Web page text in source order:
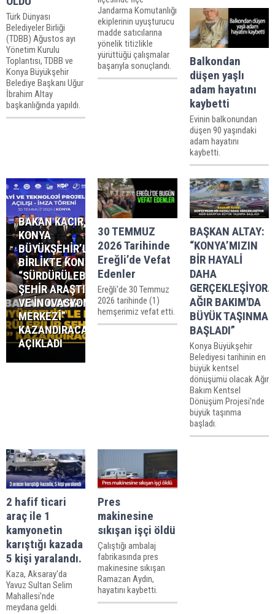
Türk Dünyası
Belediyeler Birliği
(TDBB) Ağustos ayı
Yönetim Kurulu
Toplantısı, TDBB ve
Konya Büyükşehir
Belediye Başkanı Uğur
İbrahim Altay
başkanlığında yapıldı.
Jandarma Komutanlığı
ekiplerinin uyuşturucu
madde satıcılarına
yönelik titizlikle
yürüttüğü çalışmalar
başarıyla sonuçlandı.
Balkondan
düşen yaşlı
adam hayatını
kaybetti
Evinin balkonundan
düşen 90 yaşındaki
adam hayatını
kaybetti.
BAKAN KACIR,
KONYA
BÜYÜKŞEHİR’LE
BİRLİKTE KONYA’YA
“SÜRDÜRÜLEBİLİR
ŞEHİR ARAŞTIRMA
VE İNOVASYON
MERKEZİ”
KAZANDIRACAKLARINI
AÇIKLADI
30 TEMMUZ
2026 Tarihinde
Ereğli’de Vefat
Edenler
Ereğli'de 30 Temmuz
2026 tarihinde (1)
hemşerimiz vefat etti.
BAŞKAN ALTAY:
“KONYA’MIZIN
BİR HAYALİ
DAHA
GERÇEKLEŞİYOR.
AĞIR BAKIM'DA
BÜYÜK TAŞINMA
BAŞLADI”
Konya Büyükşehir
Belediyesi tarihinin en
büyük kentsel
dönüşümü olacak Ağır
Bakım Kentsel
Dönüşüm Projesi'nde
büyük taşınma
başladı.
2 hafif ticari
araç ile 1
kamyonetin
karıştığı kazada
5 kişi yaralandı.
Kaza, Aksaray'da
Yavuz Sultan Selim
Mahallesi'nde
meydana geldi.
Pres
makinesine
sıkışan işçi öldü
Çalıştığı ambalaj
fabrikasında pres
makinesine sıkışan
Ramazan Aydın,
hayatını kaybetti.